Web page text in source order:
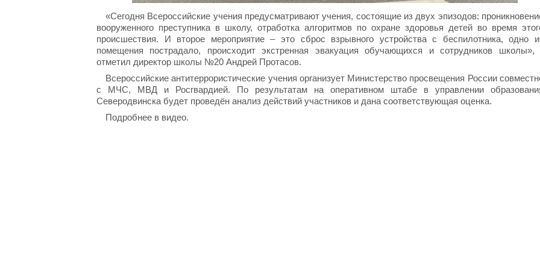
«Сегодня Всероссийские учения предусматривают учения, состоящие из двух эпизодов:
вооруженного преступника в школу, отработка алгоритмов по охране здоровья детей во время
происшествия. И второе мероприятие – это сброс взрывного устройства с беспилотника, одно
помещения пострадало, происходит экстренная эвакуация обучающихся и сотрудников школы»,
отметил директор школы №20 Андрей Протасов.
Всероссийские антитеррористические учения организует Министерство просвещения России
с МЧС, МВД и Росгвардией. По результатам на оперативном штабе в управлении
Северодвинска будет проведён анализ действий участников и дана соответствующая оценка.
Подробнее в видео.